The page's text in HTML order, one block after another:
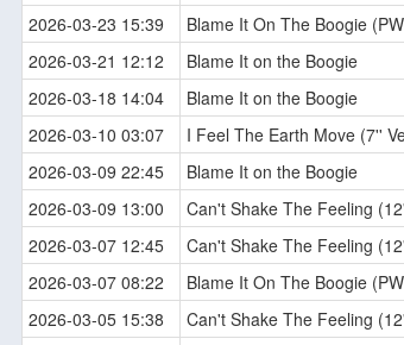
2026-03-23 15:39
Blame It On The Boogie
2026-03-21 12:12
Blame It on the Boogie
2026-03-18 14:04
Blame It on the Boogie
2026-03-10 03:07
I Feel The Earth Move (7''
2026-03-09 22:45
Blame It on the Boogie
2026-03-09 13:00
Can't Shake The Feeling
2026-03-07 12:45
Can't Shake The Feeling
2026-03-07 08:22
Blame It On The Boogie
2026-03-05 15:38
Can't Shake The Feeling